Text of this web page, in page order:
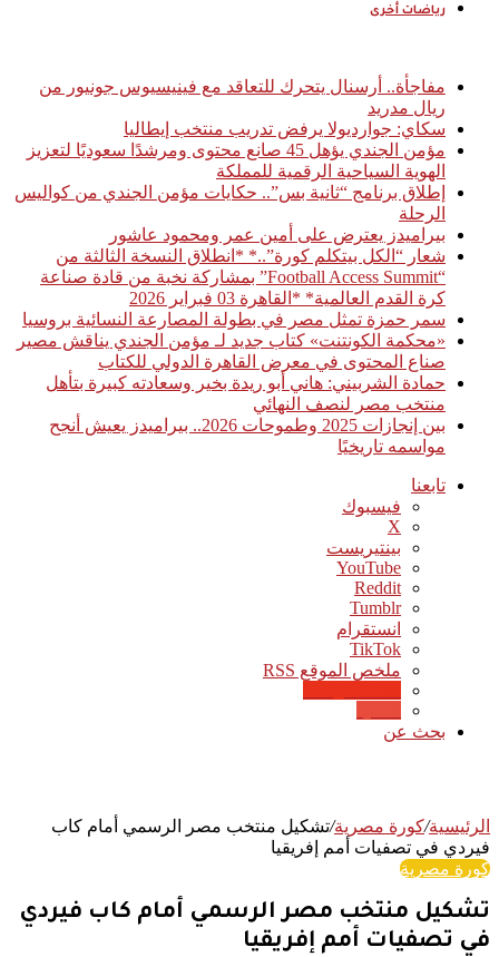
رياضات أخرى
مفاجأة.. أرسنال يتحرك للتعاقد مع فينيسيوس جونيور من
ريال مدريد
سكاي: جوارديولا يرفض تدريب منتخب إيطاليا
مؤمن الجندي يؤهل 45 صانع محتوى ومرشدًا سعوديًا لتعزيز
الهوية السياحية الرقمية للمملكة
إطلاق برنامج “ثانية بس”.. حكايات مؤمن الجندي من كواليس
الرحلة
بيراميدز يعترض على أمين عمر ومحمود عاشور
شعار “الكل بيتكلم كورة”..* *انطلاق النسخة الثالثة من
“Football Access Summit” بمشاركة نخبة من قادة صناعة
كرة القدم العالمية* *القاهرة 03 فبراير 2026
سمر حمزة تمثل مصر في بطولة المصارعة النسائية بروسيا
«محكمة الكونتنت» كتاب جديد لـ مؤمن الجندي يناقش مصير
صناع المحتوى في معرض القاهرة الدولي للكتاب
حمادة الشربيني: هاني أبو ريدة بخير وسعادته كبيرة بتأهل
منتخب مصر لنصف النهائي
بين إنجازات 2025 وطموحات 2026.. بيراميدز يعيش أنجح
مواسمه تاريخيًا
تابعنا
فيسبوك
‫X
بينتيريست
‫YouTube
انستقرام
‫TikTok
ملخص الموقع RSS
بحث عن
الرئيسية/كورة مصرية/تشكيل منتخب مصر الرسمي أمام كاب
فيردي في تصفيات أمم إفريقيا
كورة مصرية
تشكيل منتخب مصر الرسمي أمام كاب فيردي
في تصفيات أمم إفريقيا